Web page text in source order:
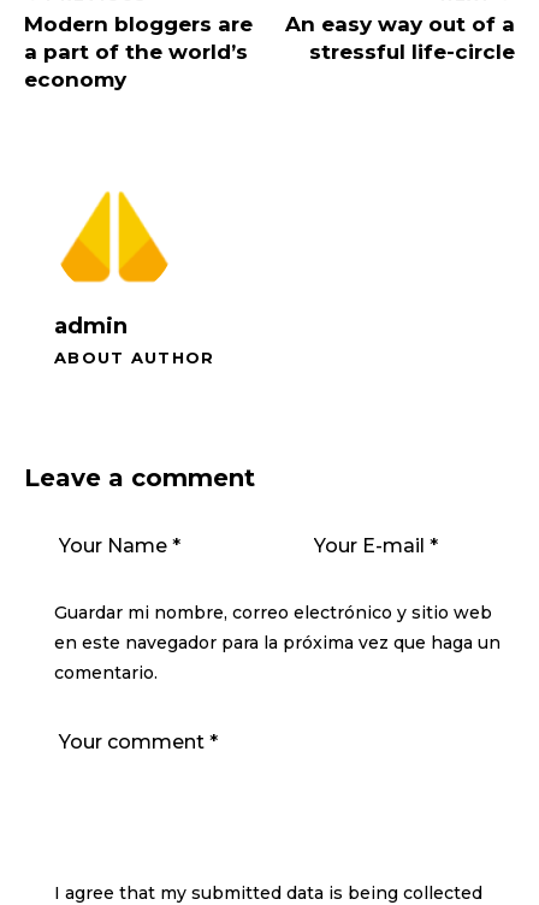
Modern bloggers are
a part of the world’s
economy
An easy way out of a
stressful life-circle
admin
ABOUT AUTHOR
Leave a comment
Guardar mi nombre, correo electrónico y sitio web
en este navegador para la próxima vez que haga un
comentario.
I agree that my submitted data is being collected